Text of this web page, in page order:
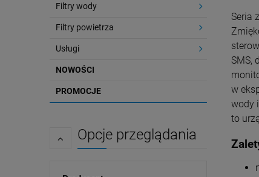
Filtry wody
Filtry powietrza
Usługi
NOWOŚCI
PROMOCJE
Opcje przeglądania
Seria
SMS,
w
wody
to